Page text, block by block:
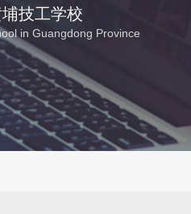
技工学校
in Guangdong Province